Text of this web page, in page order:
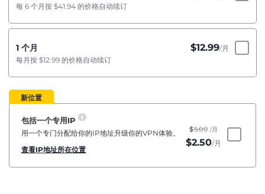
每 6 个月按 $41.94 的价格自动续订
1 个月 $12.99/月
每月按 $12.99 的价格自动续订
新位置
包括一个专用IP
用一个专门分配给你的IP地址升级你的VPN体验。
查看IP地址所在位置
$5.00 /月
$2.50/月